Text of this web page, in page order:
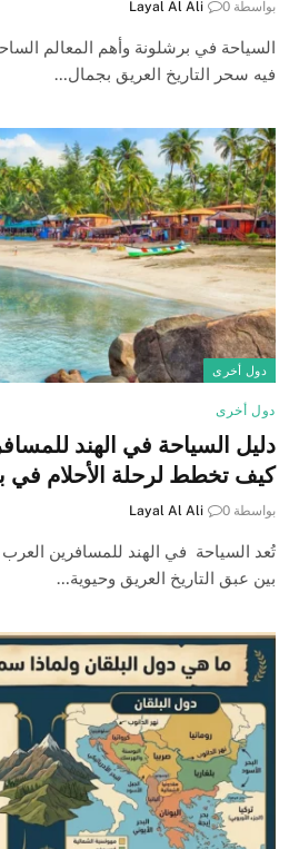
بواسطة Layal Al Ali 0
السياحة في برشلونة وأهم المعالم
فيه سحر التاريخ العريق بجمال…
دول أخرى
دول أخرى
كيف تخطط لرحلة الأحلام في
بواسطة Layal Al Ali 0
تُعد السياحة في الهند للمسافرين
بين عبق التاريخ العريق وحيوية…